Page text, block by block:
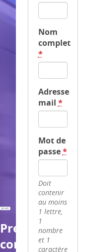
Prenez le
contrôle
Nom
complet
*
Adresse
mail *
Mot de
passe*
Doit
contenir
au moins
1 lettre,
1
nombre
et 1
caractère